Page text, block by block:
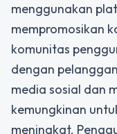
menggunakan
mempromosikan
komunitas
dengan
media sosial dan
kemungkinan
meningkat.